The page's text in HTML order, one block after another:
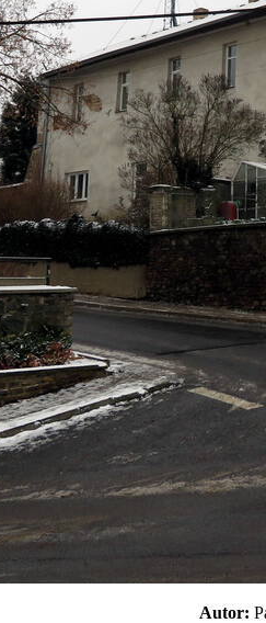
Autor: